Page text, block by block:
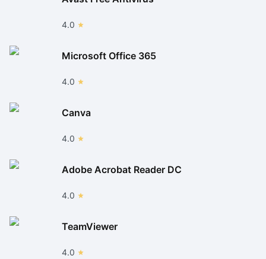
4.0
Microsoft Office 365
4.0
Canva
4.0
Adobe Acrobat Reader DC
4.0
TeamViewer
4.0